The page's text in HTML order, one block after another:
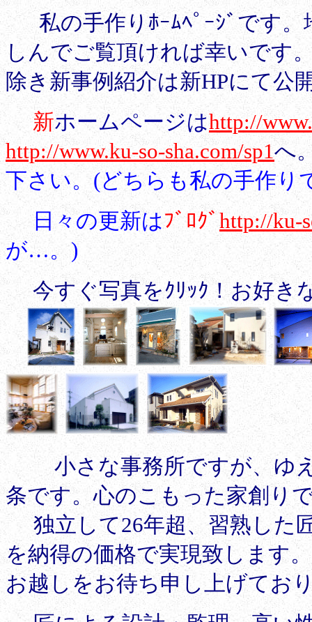
私の手作りﾎｰﾑﾍﾟｰｼﾞです
しんでご覧頂ければ幸いです
除き新事例紹介は新HPにて公
新ホームページはhttp://
http://www.ku-so-sha.com/sp1へ
下さい。(どちらも私の手作り
日々の更新はﾌﾞﾛｸﾞ http://ku-
が…。)
今すぐ写真をｸﾘｯｸ！お好き
小さな事務所ですが、ゆ
条です。心のこもった家創り
独立して26年超、習熟した
を納得の価格で実現致します
お越しをお待ち申し上げてお